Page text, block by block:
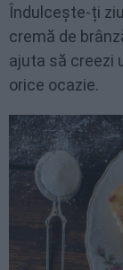
Îndulcește-ți
cremă de
ajuta să creezi
orice ocazie.